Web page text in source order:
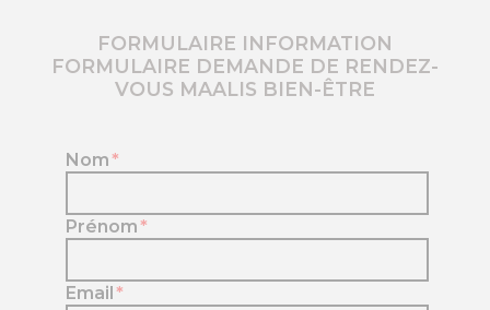
FORMULAIRE INFORMATION
FORMULAIRE DEMANDE DE RENDEZ-
VOUS MAALIS BIEN-ÊTRE
Nom*
Prénom*
Email*